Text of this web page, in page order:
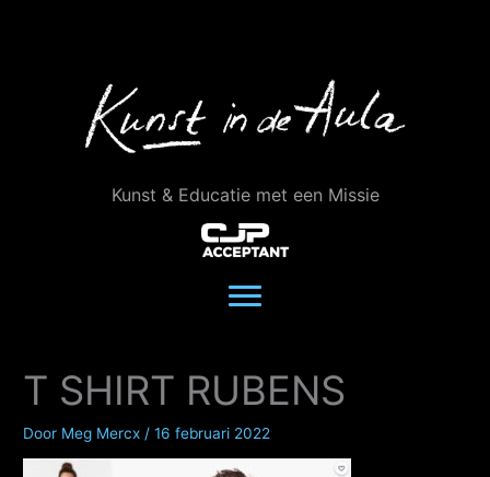
Kunst & Educatie met een Missie
T SHIRT RUBENS
Door Meg Mercx /16 februari 2022